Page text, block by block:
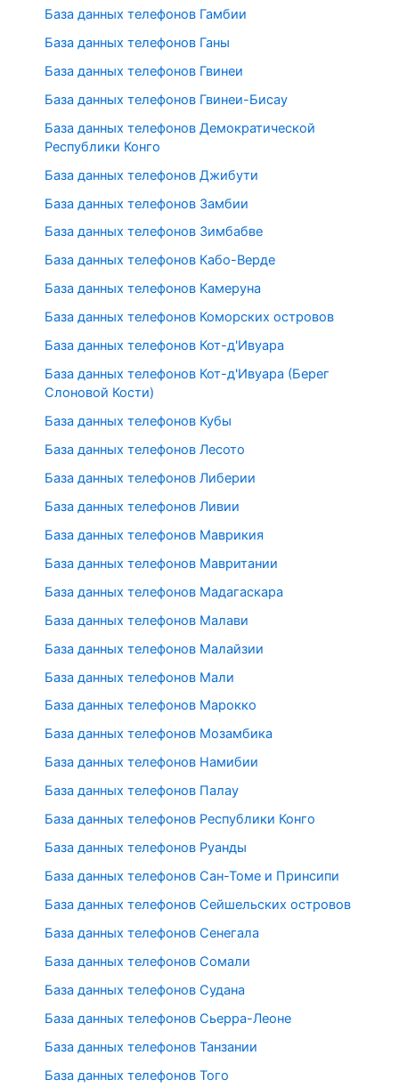
База данных телефонов Гамбии
База данных телефонов Ганы
База данных телефонов Гвинеи
База данных телефонов Гвинеи-Бисау
База данных телефонов Демократической
Республики Конго
База данных телефонов Джибути
База данных телефонов Замбии
База данных телефонов Зимбабве
База данных телефонов Кабо-Верде
База данных телефонов Камеруна
База данных телефонов Коморских островов
База данных телефонов Кот-д'Ивуара
База данных телефонов Кот-д'Ивуара (Берег
Слоновой Кости)
База данных телефонов Кубы
База данных телефонов Лесото
База данных телефонов Либерии
База данных телефонов Ливии
База данных телефонов Маврикия
База данных телефонов Мавритании
База данных телефонов Мадагаскара
База данных телефонов Малави
База данных телефонов Малайзии
База данных телефонов Мали
База данных телефонов Марокко
База данных телефонов Мозамбика
База данных телефонов Намибии
База данных телефонов Палау
База данных телефонов Республики Конго
База данных телефонов Руанды
База данных телефонов Сан-Томе и Принсипи
База данных телефонов Сейшельских островов
База данных телефонов Сенегала
База данных телефонов Сомали
База данных телефонов Судана
База данных телефонов Сьерра-Леоне
База данных телефонов Танзании
База данных телефонов Того